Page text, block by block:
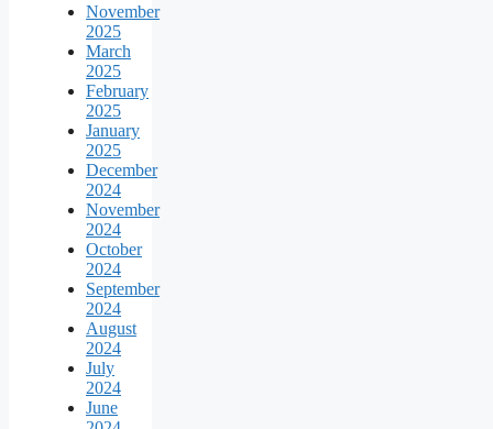
November
2025
March
2025
February
2025
January
2025
December
2024
November
2024
October
2024
September
2024
August
2024
July
2024
June